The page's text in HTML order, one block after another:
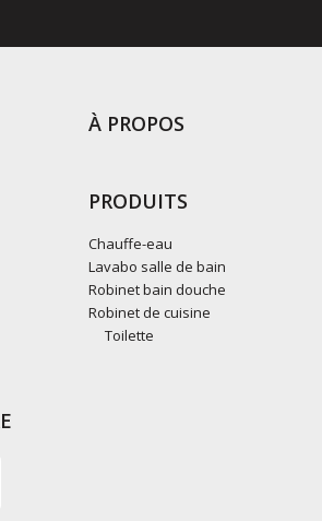
À PROPOS
PRODUITS
Chauffe-eau
Lavabo salle de bain
Robinet bain douche
Robinet de cuisine
Toilette